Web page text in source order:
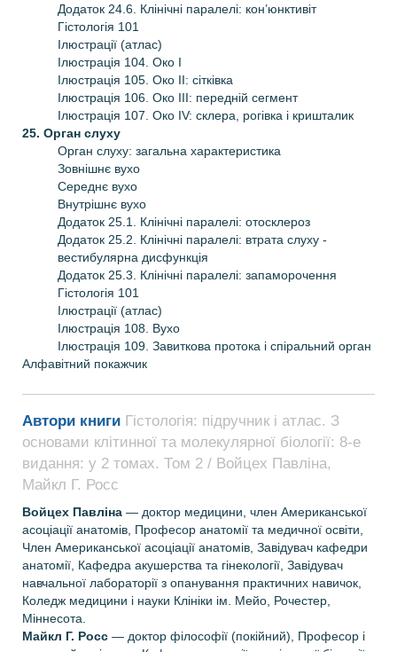
Додаток 24.6. Клінічні паралелі: кон’юнктивіт
Гістологія 101
Ілюстрації (атлас)
Ілюстрація 104. Око І
Ілюстрація 105. Око ІІ: сітківка
Ілюстрація 106. Око ІІІ: передній сегмент
Ілюстрація 107. Око IV: склера, рогівка і кришталик
25. Орган слуху
Орган слуху: загальна характеристика
Зовнішнє вухо
Середнє вухо
Внутрішнє вухо
Додаток 25.1. Клінічні паралелі: отосклероз
Додаток 25.2. Клінічні паралелі: втрата слуху -
вестибулярна дисфункція
Додаток 25.3. Клінічні паралелі: запаморочення
Гістологія 101
Ілюстрації (атлас)
Ілюстрація 108. Вухо
Ілюстрація 109. Завиткова протока і спіральний орган
Алфавітний покажчик
Автори книги Гістологія: підручник і атлас. З
основами клітинної та молекулярної біології: 8-е
видання: у 2 томах. Том 2 / Войцех Павліна,
Майкл Г. Росс
Войцех Павліна — доктор медицини, член Американської
асоціації анатомів, Професор анатомії та медичної освіти,
Член Американської асоціації анатомів, Завідувач кафедри
анатомії, Кафедра акушерства та гінекології, Завідувач
навчальної лабораторії з опанування практичних навичок,
Коледж медицини і науки Клініки ім. Мейо, Рочестер,
Міннесота.
Майкл Г. Росс — доктор філософії (покійний), Професор і